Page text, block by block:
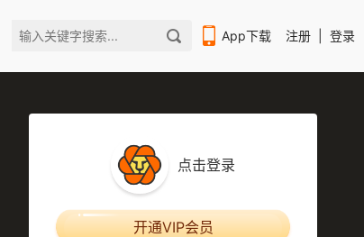
App下载
扫码下载编程狮APP
注册 登录
点击登录
开通VIP会员